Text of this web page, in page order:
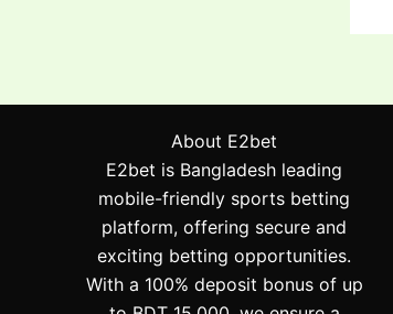
About E2bet
E2bet is Bangladesh leading
mobile-friendly sports betting
platform, offering secure and
exciting betting opportunities.
With a 100% deposit bonus of up